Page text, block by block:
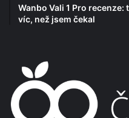
Wanbo Vali 1 Pro
víc, než jsem čekal